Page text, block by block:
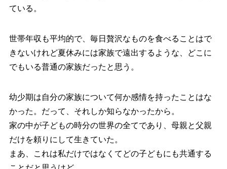
ている。
世帯年収も平均的で、毎日贅沢なものを食べることはで
きないけれど夏休みには家族で遠出するような、どこに
でもいる普通の家族だったと思う。
幼少期は自分の家族について何か感情を持ったことはな
かった。だって、それしか知らなかったから。
家の中が子どもの時分の世界の全てであり、母親と父親
だけを頼りにして生きていた。
まあ、これは私だけではなくてどの子どもにも共通する